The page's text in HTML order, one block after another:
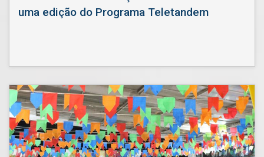
uma edição do Programa Teletandem